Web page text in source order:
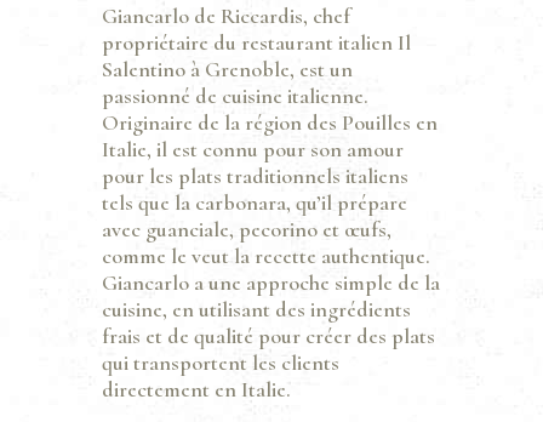
Giancarlo de Riccardis, chef
propriétaire du restaurant italien Il
Salentino à Grenoble, est un
passionné de cuisine italienne.
Originaire de la région des Pouilles en
Italie, il est connu pour son amour
pour les plats traditionnels italiens
tels que la carbonara, qu’il prépare
avec guanciale, pecorino et œufs,
comme le veut la recette authentique.
Giancarlo a une approche simple de la
cuisine, en utilisant des ingrédients
frais et de qualité pour créer des plats
qui transportent les clients
directement en Italie.